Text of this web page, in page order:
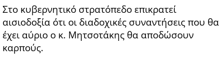
Στο κυβερνητικό στρατόπεδο επικρατεί
αισιοδοξία ότι οι διαδοχικές συναντήσεις που θα
έχει αύριο ο κ. Μητσοτάκης θα αποδώσουν
καρπούς.